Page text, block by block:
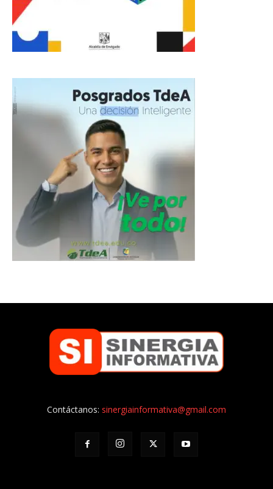
Contáctanos: sinergiainformativa@gmail.com